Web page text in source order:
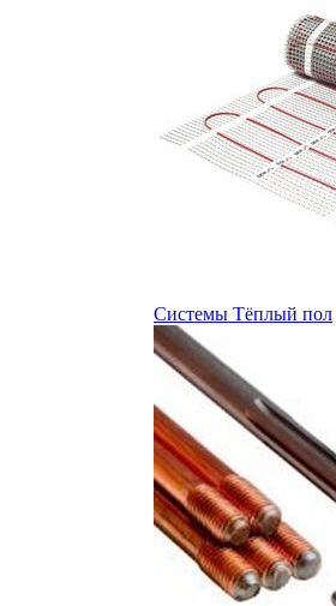
Системы Тёплый пол